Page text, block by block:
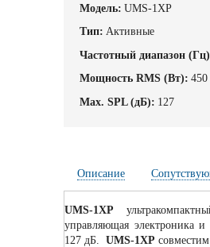
Модель: UMS-1XP
Тип: Активные
Частотный диапазон
Мощность RMS (Вт): 450
Max. SPL (дБ): 127
Описание
UMS-1XP
управляющая электроника и
127 дБ.UMS-1XP